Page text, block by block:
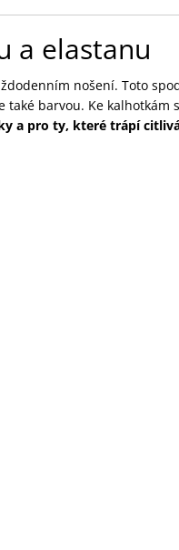
a elastanu
nošení. Toto
barvou. Ke kalhotkám
a pro ty, které trápí